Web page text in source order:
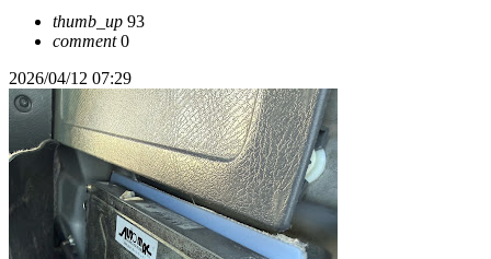
thumb_up 93
comment0
2026/04/12 07:29